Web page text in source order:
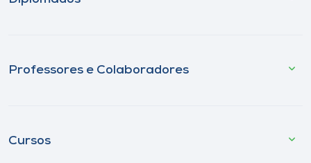
Professores e Colaboradores
Cursos